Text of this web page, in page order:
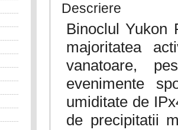
Descriere
Binoclul Yukon
majoritatea
vanatoare,
evenimente
umiditate de
de precipitatii